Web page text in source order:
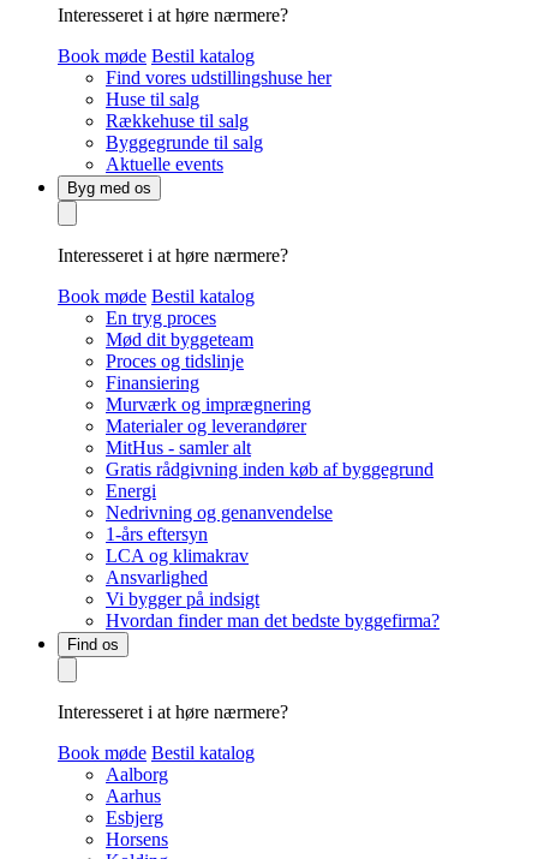
Interesseret i at høre nærmere?
Book møde Bestil katalog
Find vores udstillingshuse her
Huse til salg
Rækkehuse til salg
Byggegrunde til salg
Aktuelle events
Byg med os
Interesseret i at høre nærmere?
Book møde Bestil katalog
En tryg proces
Mød dit byggeteam
Proces og tidslinje
Finansiering
Murværk og imprægnering
Materialer og leverandører
MitHus - samler alt
Gratis rådgivning inden køb af byggegrund
Energi
Nedrivning og genanvendelse
1-års eftersyn
LCA og klimakrav
Ansvarlighed
Vi bygger på indsigt
Hvordan finder man det bedste byggefirma?
Find os
Interesseret i at høre nærmere?
Book møde Bestil katalog
Aalborg
Aarhus
Esbjerg
Horsens